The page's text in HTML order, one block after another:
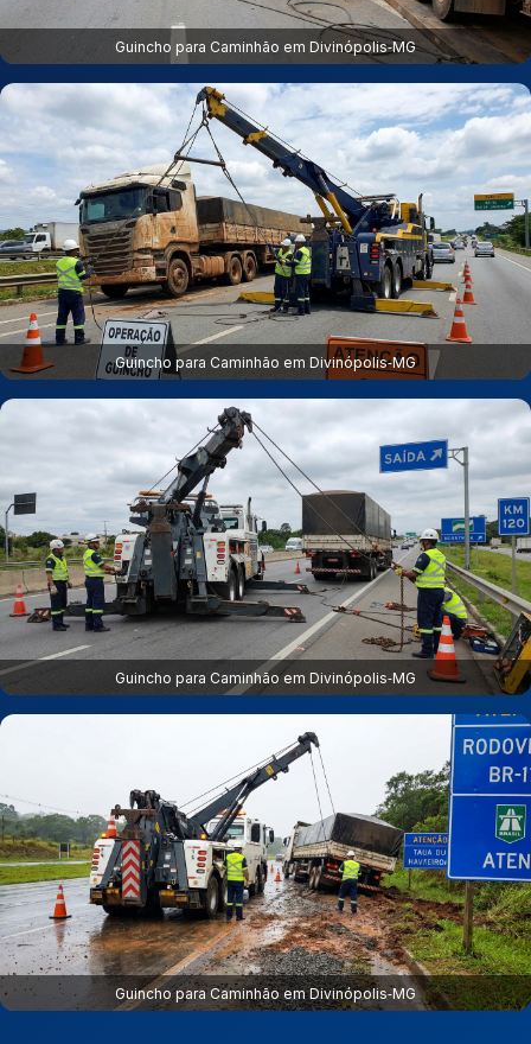
Guincho para Caminhão em Divinópolis‑MG
Guincho para Caminhão em Divinópolis‑MG
Guincho para Caminhão em Divinópolis‑MG
Guincho para Caminhão em Divinópolis‑MG